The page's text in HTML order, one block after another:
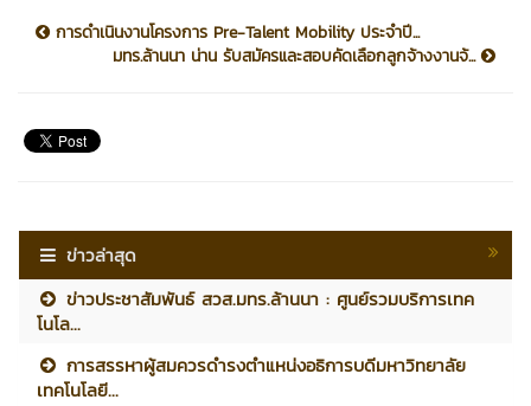
การดำเนินงานโครงการ Pre-Talent Mobility ประจำปี...
มทร.ล้านนา น่าน รับสมัครและสอบคัดเลือกลูกจ้างงานจ้...
ข่าวล่าสุด
ข่าวประชาสัมพันธ์ สวส.มทร.ล้านนา : ศูนย์รวมบริการเทค
โนโล...
การสรรหาผู้สมควรดำรงตำแหน่งอธิการบดีมหาวิทยาลัย
เทคโนโลยี...